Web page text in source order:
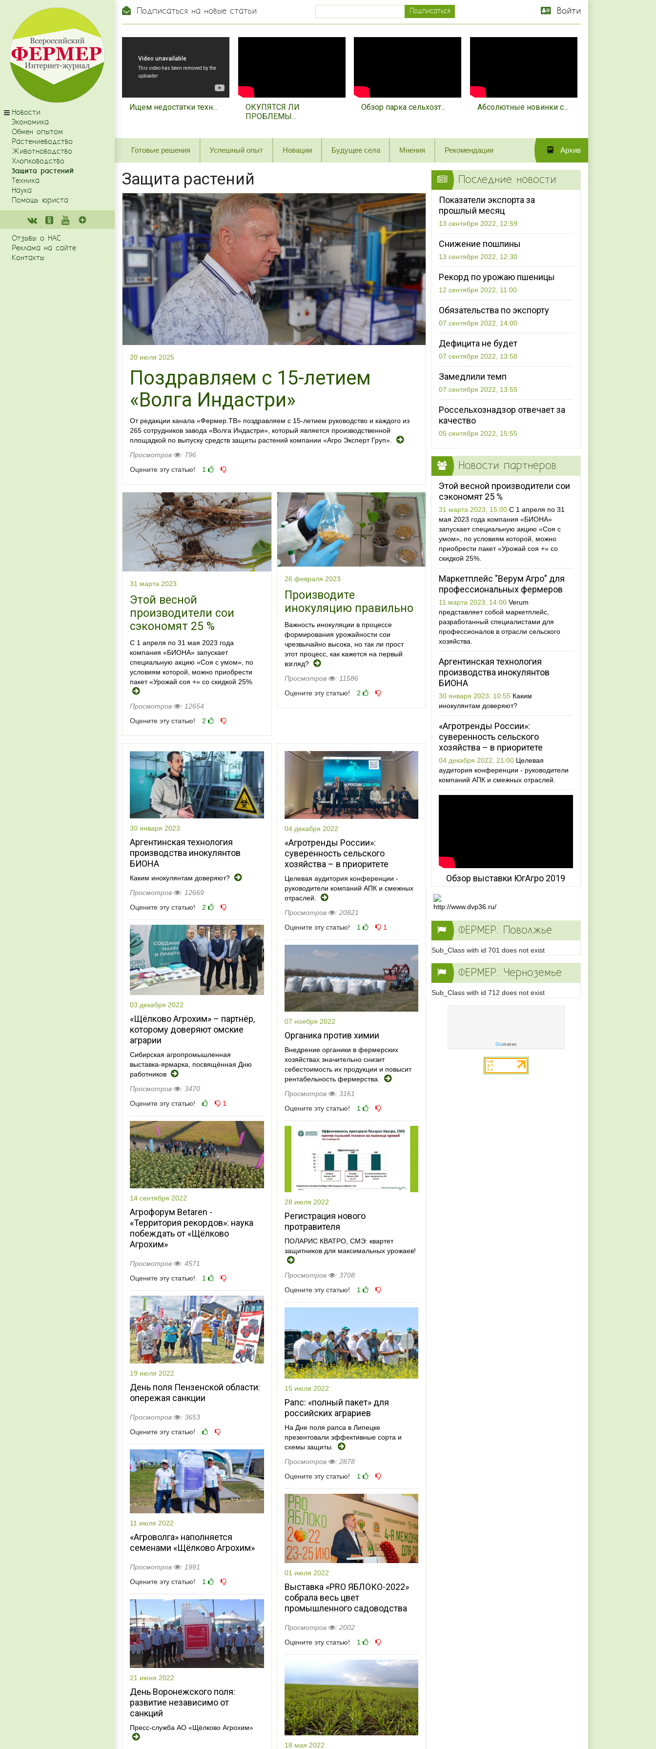
Новости
Экономика
Обмен опытом
Растениеводство
Животноводство
Хлопководство
Защита растений
Техника
Наука
Помощь юриста
Отзывы о НАС
Реклама на сайте
Контакты
Подписаться на новые статьи Войти
Ищем недостатки техн...
ОКУПЯТСЯ ЛИ
ПРОБЛЕМЫ...
Обзор парка сельхозт... Абсолютные новинки с...
Готовые решения Успешный опыт Новации Будущее села Мнения Рекомендации Архив
Защита растений
20 июля 2025
Поздравляем с 15-летием
«Волга Индастри»
От редакции канала «Фермер.ТВ» поздравляем с 15-летием руководство и каждого из
265 сотрудников завода «Волга Индастри», который является производственной
площадкой по выпуску средств защиты растений компании «Агро Эксперт Груп».
Просмотров
: 796
Оцените эту статью!
1
31 марта 2023
Этой весной
производители сои
сэкономят 25 %
С 1 апреля по 31 мая 2023 года
компания «БИОНА» запускает
специальную акцию «Соя с умом», по
условиям которой, можно приобрести
пакет «Урожай соя +» со скидкой 25%.
Просмотров
: 12654
Оцените эту статью!
2
26 февраля 2023
Производите
инокуляцию правильно
Важность инокуляции в процессе
формирования урожайности сои
чрезвычайно высока, но так ли прост
этот процесс, как кажется на первый
взгляд?
Просмотров
: 11586
Оцените эту статью!
2
30 января 2023
Аргентинская технология
производства инокулянтов
БИОНА
Каким инокулянтам доверяют?
Просмотров
: 12669
Оцените эту статью!
2
03 декабря 2022
«Щёлково Агрохим» – партнёр,
которому доверяют омские
аграрии
Сибирская агропромышленная
выставка-ярмарка, посвящённая Дню
работников
Просмотров
: 3470
Оцените эту статью!
1
14 сентября 2022
Агрофорум Betaren -
«Территория рекордов»: наука
побеждать от «Щёлково
Агрохим»
Просмотров
: 4571
Оцените эту статью!
1
19 июля 2022
День поля Пензенской области:
опережая санкции
Просмотров
: 3653
Оцените эту статью!
11 июля 2022
«Агроволга» наполняется
семенами «Щёлково Агрохим»
Просмотров
: 1991
Оцените эту статью!
1
21 июня 2022
День Воронежского поля:
развитие независимо от
санкций
Пресс-служба АО «Щёлково Агрохим»
04 декабря 2022
«Агротренды России»:
суверенность сельского
хозяйства – в приоритете
Целевая аудитория конференции -
руководители компаний АПК и смежных
отраслей.
Просмотров
: 20821
Оцените эту статью!
1 1
07 ноября 2022
Органика против химии
Внедрение органики в фермерских
хозяйствах значительно снизит
себестоимость их продукции и повысит
рентабельность фермерства.
Просмотров
: 3161
Оцените эту статью!
1
28 июля 2022
Регистрация нового
протравителя
ПОЛАРИС КВАТРО, СМЭ: квартет
защитников для максимальных урожаев!
Просмотров
: 3708
Оцените эту статью!
1
15 июля 2022
Рапс: «полный пакет» для
российских аграриев
На Дне поля рапса в Липецке
презентовали эффективные сорта и
схемы защиты.
Просмотров
: 2878
Оцените эту статью!
1
01 июля 2022
Выставка «PRO ЯБЛОКО-2022»
собрала весь цвет
промышленного садоводства
Просмотров
: 2002
Оцените эту статью!
1
18 мая 2022
Последние новости
Показатели экспорта за
прошлый месяц
13 сентября 2022, 12:59
Снижение пошлины
13 сентября 2022, 12:30
Рекорд по урожаю пшеницы
12 сентября 2022, 11:00
Обязательства по экспорту
07 сентября 2022, 14:00
Дефицита не будет
07 сентября 2022, 13:58
Замедлили темп
07 сентября 2022, 13:55
Россельхознадзор отвечает за
качество
05 сентября 2022, 15:55
Новости партнеров
Этой весной производители сои
сэкономят 25 %
31 марта 2023, 15:00С 1 апреля по 31
мая 2023 года компания «БИОНА»
запускает специальную акцию «Соя с
умом», по условиям которой, можно
приобрести пакет «Урожай соя +» со
скидкой 25%.
Маркетплейс "Верум Агро" для
профессиональных фермеров
11 марта 2023, 14:00Verum
представляет собой маркетплейс,
разработанный специалистами для
профессионалов в отрасли сельского
хозяйства.
Аргентинская технология
производства инокулянтов
БИОНА
30 января 2023, 10:55 Каким
инокулянтам доверяют?
«Агротренды России»:
суверенность сельского
хозяйства – в приоритете
04 декабря 2022, 21:00 Целевая
аудитория конференции - руководители
компаний АПК и смежных отраслей.
Обзор выставки ЮгАгро 2019
ФЕРМЕР. Поволжье
Sub_Class with id 701 does not exist
ФЕРМЕР. Черноземье
Sub_Class with id 712 does not exist
Gismeteo